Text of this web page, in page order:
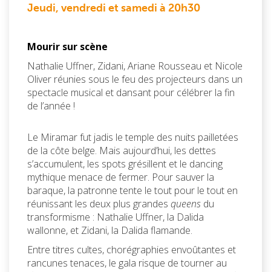
Jeudi, vendredi et samedi à 20h30
Mourir sur scène
Nathalie Uffner, Zidani, Ariane Rousseau et Nicole
Oliver réunies sous le feu des projecteurs dans un
spectacle musical et dansant pour célébrer la fin
de l’année !
Le Miramar fut jadis le temple des nuits pailletées
de la côte belge. Mais aujourd’hui, les dettes
s’accumulent, les spots grésillent et le dancing
mythique menace de fermer. Pour sauver la
baraque, la patronne tente le tout pour le tout en
réunissant les deux plus grandes queens du
transformisme : Nathalie Uffner, la Dalida
wallonne, et Zidani, la Dalida flamande.
Entre titres cultes, chorégraphies envoûtantes et
rancunes tenaces, le gala risque de tourner au